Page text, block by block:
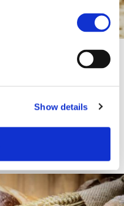
Show details
als
für die